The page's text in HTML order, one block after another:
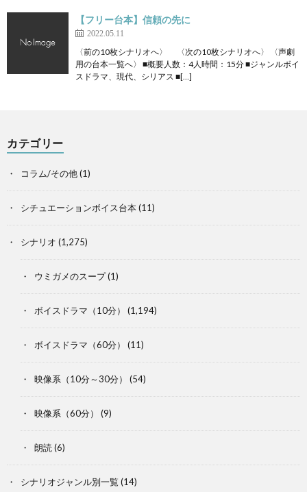
【フリー台本】信頼の先に
2022.05.11
〈前の10枚シナリオへ〉 〈次の10枚シナリオへ〉 〈声劇
用の台本一覧へ〉 ■概要人数：4人時間：15分 ■ジャンルボイ
スドラマ、現代、シリアス ■[…]
カテゴリー
コラム/その他(1)
シチュエーションボイス台本(11)
シナリオ (1,275)
ウミガメのスープ(1)
ボイスドラマ（10分） (1,194)
ボイスドラマ（60分） (11)
映像系（10分～30分） (54)
映像系（60分） (9)
朗読 (6)
シナリオジャンル別一覧 (14)